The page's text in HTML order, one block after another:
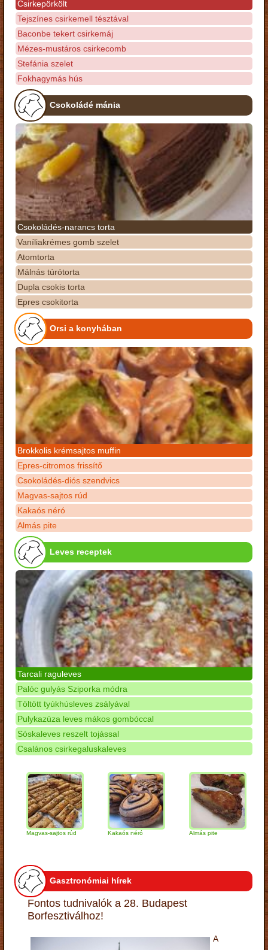
Csirkepörkölt
Tejszínes csirkemell tésztával
Baconbe tekert csirkemáj
Mézes-mustáros csirkecomb
Stefánia szelet
Fokhagymás hús
Csokoládé mánia
Csokoládés-narancs torta
Vaníliakrémes gomb szelet
Atomtorta
Málnás túrótorta
Dupla csokis torta
Epres csokitorta
Orsi a konyhában
Brokkolis krémsajtos muffin
Epres-citromos frissítő
Csokoládés-diós szendvics
Magvas-sajtos rúd
Kakaós néró
Almás pite
Leves receptek
Tarcali raguleves
Palóc gulyás Sziporka módra
Töltött tyúkhúsleves zsályával
Pulykazúza leves mákos gombóccal
Sóskaleves reszelt tojással
Csalános csirkegaluskaleves
Magvas-sajtos rúd Kakaós néró Almás pite
Gasztronómiai hírek
Fontos tudnivalók a 28. Budapest
Borfesztiválhoz!
A